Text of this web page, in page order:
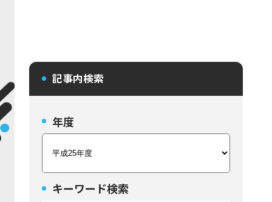
記事内検索
年度
キーワード検索